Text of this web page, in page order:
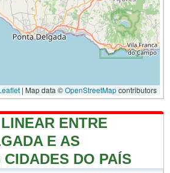
| Map data ©OpenStreetMapcontributors
ENTRE
E AS
CIDADES DO PAÍS